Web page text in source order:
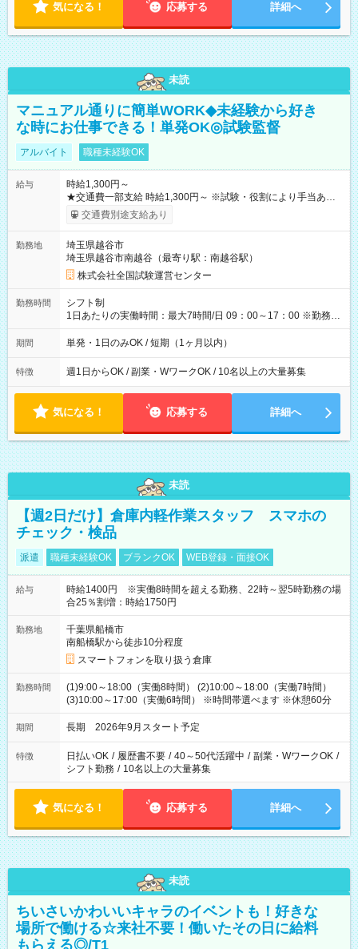
気になる！ 応募する 詳細へ
未読
マニュアル通りに簡単WORK◆未経験から好き
な時にお仕事できる！単発OK◎試験監督
アルバイト 職種未経験OK
給与
時給1,300円～
★交通費一部支給 時給1,300円～ ※試験・役割により手当あり
※勤務回数により昇給あり 【即給（前払い）オプションあ
り！】 希望される場合、勤務から1週間ほどで給与の一部を受け
例】 ・河合塾模擬試験 8:30～17:30（休憩1時間） 時給1,300円
×8時間＝日収10,400円＋交通費 ※当日の役割により時給＋100
円の場合あり ・国家試験 7:00～13:30（休憩なし） 時給1,300
円（役割手当＋100円）×6時間＝日収8,400円＋交通費 【試用期
間】試用期間なし
交通費別途支給あり
勤務地
埼玉県越谷市
埼玉県越谷市南越谷（最寄り駅：南越谷駅）
株式会社全国試験運営センター
勤務時間
シフト制
1日あたりの実働時間：最大7時間/日 09：00～17：00 ※勤務時
間は 試験により異なります。
期間 単発・1日のみOK / 短期（1ヶ月以内）
特徴 週1日からOK / 副業・WワークOK / 10名以上の大量募集
気になる！ 応募する 詳細へ
未読
【週2日だけ】倉庫内軽作業スタッフ スマホの
チェック・検品
派遣 職種未経験OK ブランクOK WEB登録・面接OK
給与
時給1400円 ※実働8時間を超える勤務、22時～翌5時勤務の場
合25％割増：時給1750円
勤務地
千葉県船橋市
南船橋駅から徒歩10分程度
スマートフォンを取り扱う倉庫
勤務時間
(1)9:00～18:00（実働8時間） (2)10:00～18:00（実働7時間）
(3)10:00～17:00（実働6時間） ※時間帯選べます ※休憩60分
期間 長期 2026年9月スタート予定
特徴 日払いOK / 履歴書不要 / 40～50代活躍中 / 副業・WワークOK /
シフト勤務 / 10名以上の大量募集
気になる！ 応募する 詳細へ
未読
ちいさいかわいいキャラのイベントも！好きな
場所で働ける☆来社不要！働いたその日に給料
もらえる◎/T1